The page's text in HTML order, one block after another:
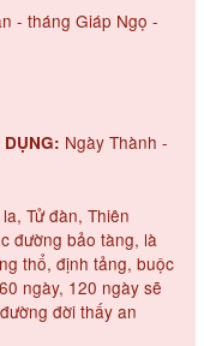
- tháng Giáp Ngọ -
DỤNG: Ngày Thành -
Tử đàn, Thiên
đường bảo tàng, là
thổ, định tảng, buộc
ngày, 120 ngày sẽ
đời thấy an